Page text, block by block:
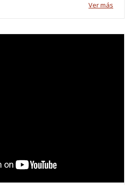
Ver más